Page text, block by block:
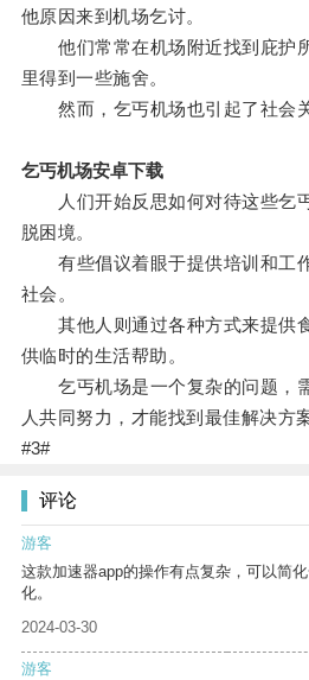
他原因来到机场乞讨。
他们常常在机场附近找到庇护
里得到一些施舍。
然而，乞丐机场也引起了社会关
乞丐机场安卓下载
人们开始反思如何对待这些乞
脱困境。
有些倡议着眼于提供培训和工
社会。
其他人则通过各种方式来提供
供临时的生活帮助。
乞丐机场是一个复杂的问题，
人共同努力，才能找到最佳解决方案
#3#
评论
游客
这款加速器app的操作有点复杂，可以简
化。
2024-03-30
游客